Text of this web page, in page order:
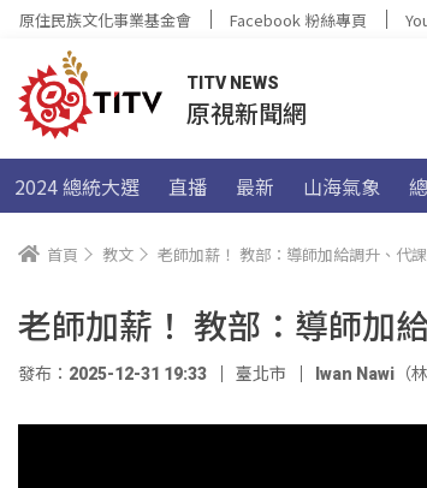
原住民族文化事業基金會 Facebook 粉絲專頁
TITV NEWS
原視新聞網
2024 總統大選 直播 最新 山海氣象
首頁 教文 老師加薪！ 教部：導師加給調升、代
老師加薪！ 教部：導師加
發布：2025-12-31 19:33 臺北市 Iwan Nawi（林